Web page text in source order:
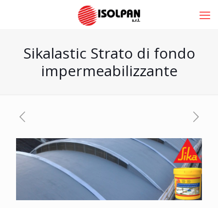
Sikalastic Strato di fondo
impermeabilizzante